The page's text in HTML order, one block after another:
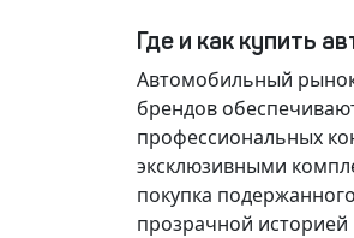
Где и как купить
Автомобильный
брендов
профессиональных
эксклюзивными
покупка
прозрачной